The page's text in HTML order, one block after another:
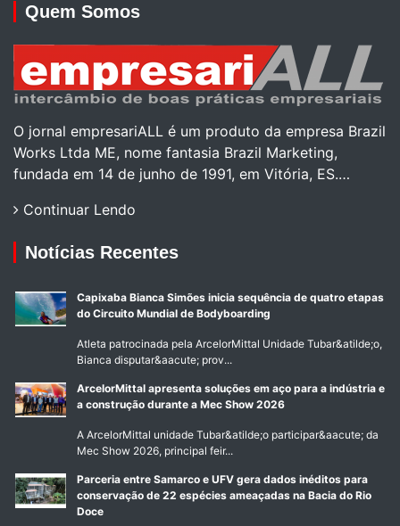
Quem Somos
O jornal empresariALL é um produto da empresa Brazil
Works Ltda ME, nome fantasia Brazil Marketing,
fundada em 14 de junho de 1991, em Vitória, ES.…
Continuar Lendo
Notícias Recentes
Capixaba Bianca Simões inicia sequência de quatro etapas
do Circuito Mundial de Bodyboarding
Atleta patrocinada pela ArcelorMittal Unidade Tubar&atilde;o,
Bianca disputar&aacute; prov...
ArcelorMittal apresenta soluções em aço para a indústria e
a construção durante a Mec Show 2026
A ArcelorMittal unidade Tubar&atilde;o participar&aacute; da
Mec Show 2026, principal feir...
Parceria entre Samarco e UFV gera dados inéditos para
conservação de 22 espécies ameaçadas na Bacia do Rio
Doce